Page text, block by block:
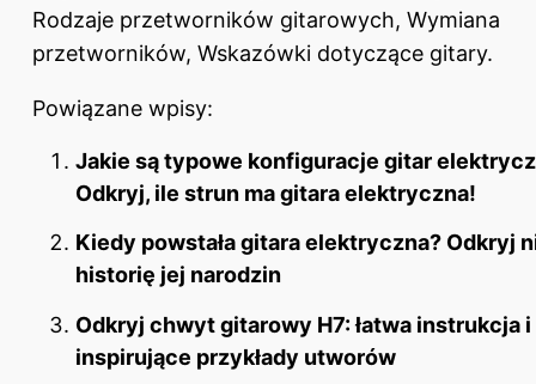
Rodzaje przetworników gitarowych, Wymiana
przetworników, Wskazówki dotyczące gitary.
Powiązane wpisy:
Jakie są typowe konfiguracje gitar
Odkryj, ile strun ma gitara elektryczna!
Kiedy powstała gitara elektryczna? Odkryj
historię jej narodzin
Odkryj chwyt gitarowy H7: łatwa instrukcja i
inspirujące przykłady utworów